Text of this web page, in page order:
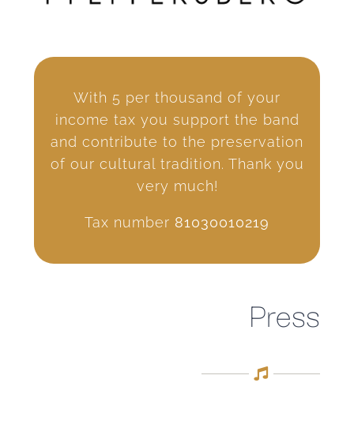
With 5 per thousand of your
income tax you support the band
and contribute to the preservation
of our cultural tradition. Thank you
very much!
Tax number 81030010219
Press